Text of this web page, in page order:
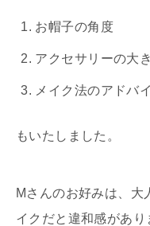
お帽子の角度
アクセサリーの大
メイク法のアドバ
もいたしました。
Mさんのお好みは、大
イクだと違和感があり